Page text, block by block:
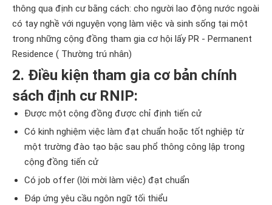
thông qua định cư bằng cách: cho người lao động nước ngoài
có tay nghề với nguyện vọng làm việc và sinh sống tại một
trong những cộng đồng tham gia cơ hội lấy PR - Permanent
Residence ( Thường trú nhân)
2. Điều kiện tham gia cơ bản chính
sách định cư RNIP:
Được một cộng đồng được chỉ định tiến cử
Có kinh nghiệm việc làm đạt chuẩn hoặc tốt nghiệp từ
một trường đào tạo bậc sau phổ thông công lập trong
cộng đồng tiến cử
Có job offer (lời mời làm việc) đạt chuẩn
Đáp ứng yêu cầu ngôn ngữ tối thiểu